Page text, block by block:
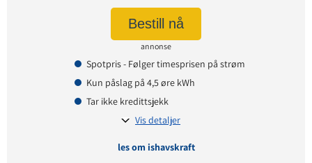
0 kr
Pris på papirfaktura: 9,90 kr
Spotpris - Følger timesprisen på strøm
Kun påslag på 4,5 øre kWh
Tar ikke kredittsjekk
Vis detaljer
Bestill nå
annonse
les om ishavskraft